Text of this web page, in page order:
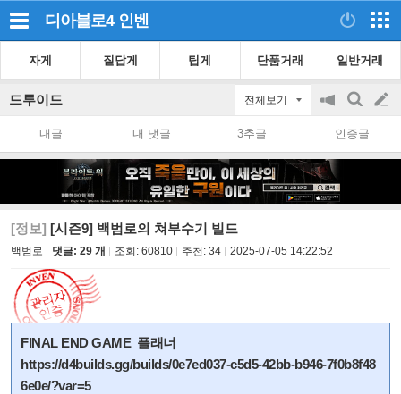
디아블로4 인벤
자게 질답게 팁게 단품거래 일반거래
드루이드 전체보기
공
on/off
검
색
글
쓰
내글 내 댓글 3추글 인증글
[정보] [시즌9] 백범로의 쳐부수기 빌드
백범로 댓글: 29 개 조회: 60810 추천: 34 2025-07-05 14:22:52
FINAL END GAME 플래너
https://d4builds.gg/builds/0e7ed037-c5d5-42bb-b946-7f0b8f48
6e0e/?var=5